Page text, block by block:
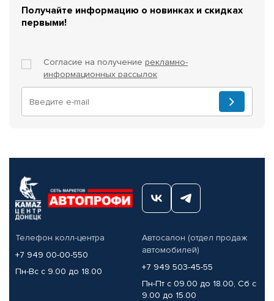
Получайте информацию о новинках и скидках
первыми!
Согласие на получение рекламно-
информационных рассылок
Телефон колл-центра
+7 949 00-00-550
Пн-Вс с 9.00 до 18.00
Автосалон (отдел продаж
автомобилей)
+7 949 503-45-55
Пн-Пт с 09.00 до 18.00, Сб с
9.00 до 15.00